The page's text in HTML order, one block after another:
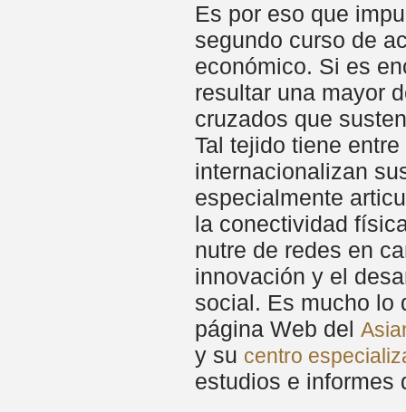
Es por eso que
segundo curso de
económico. Si es
resultar una mayor
cruzados que
Tal tejido tiene
internacionalizan
especialmente
la conectividad
nutre de redes en
innovación y el
social. Es mucho lo
página Web del
y su centro
estudios e informes